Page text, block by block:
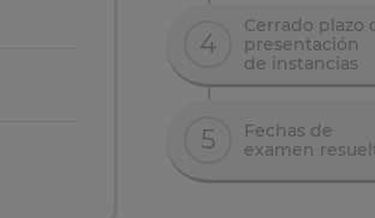
4
Cerrado plazo
presentación
de instancias
5
Fechas de
examen